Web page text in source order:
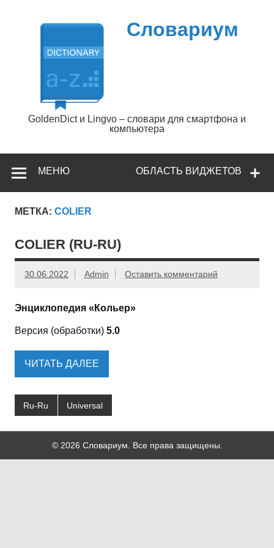
содержимому
Словариум
GoldenDict и Lingvo – словари для смартфона и
компьютера
ОБЛАСТЬ ВИДЖЕТОВ
МЕНЮ
МЕТКА: COLIER
COLIER (RU-RU)
30.06.2022 Admin Оставить комментарий
Энциклопедия «Кольер»
Версия (обработки) 5.0
ЧИТАТЬ ДАЛЕЕ
Ru-Ru Universal
© 2026 Словариум. Все права защищены.